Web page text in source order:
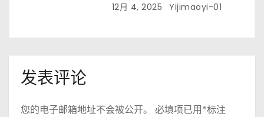
12月 4, 2025 Yijimaoyi-01
发表评论
您的电子邮箱地址不会被公开。 必填项已用*标注